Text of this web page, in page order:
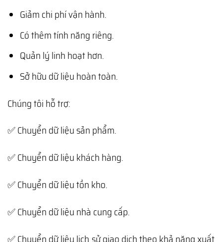
Giảm chi phí vận hành.
Có thêm tính năng riêng.
Quản lý linh hoạt hơn.
Sở hữu dữ liệu hoàn toàn.
Chúng tôi hỗ trợ:
✅ Chuyển dữ liệu sản phẩm.
✅ Chuyển dữ liệu khách hàng.
✅ Chuyển dữ liệu tồn kho.
✅ Chuyển dữ liệu nhà cung cấp.